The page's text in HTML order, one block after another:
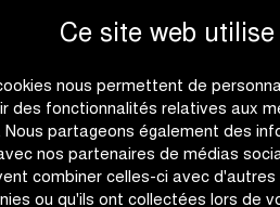
Ce site web
nous permettent de
des fonctionnalités relatives aux
Nous partageons également des
nos partenaires de médias
combiner celles-ci avec
ou qu'ils ont collectées lors de